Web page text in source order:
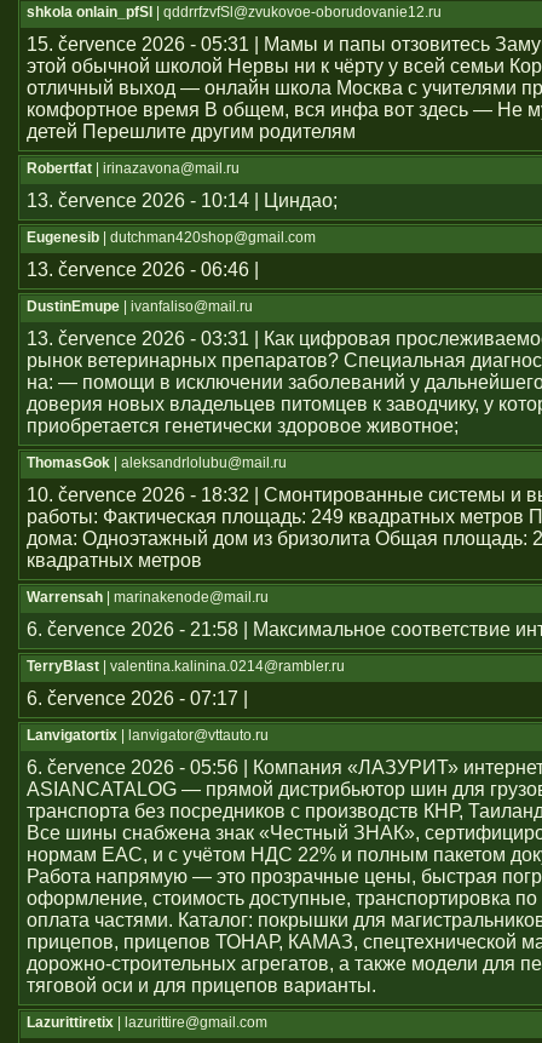
shkola onlain_pfSl | qddrrfzvfSl@zvukovoe-oborudovanie12.ru
15. července 2026 - 05:31 | Мамы и папы отзовитесь
этой обычной школой Нервы ни к чёрту у всей семьи
отличный выход — онлайн школа Москва с учителями
комфортное время В общем, вся инфа вот здесь — Не
детей Перешлите другим родителям
Robertfat | irinazavona@mail.ru
13. července 2026 - 10:14 | Циндао;
Eugenesib | dutchman420shop@gmail.com
13. července 2026 - 06:46 |
DustinEmupe | ivanfaliso@mail.ru
13. července 2026 - 03:31 | Как цифровая
рынок ветеринарных препаратов? Специальная
на: — помощи в исключении заболеваний у
доверия новых владельцев питомцев к заводчику, у
приобретается генетически здоровое животное;
ThomasGok | aleksandrlolubu@mail.ru
10. července 2026 - 18:32 | Смонтированные системы и
работы: Фактическая площадь: 249 квадратных метров
дома: Одноэтажный дом из бризолита Общая площадь:
квадратных метров
Warrensah | marinakenode@mail.ru
6. července 2026 - 21:58 | Максимальное соответствие
TerryBlast | valentina.kalinina.0214@rambler.ru
6. července 2026 - 07:17 |
Lanvigatortix | lanvigator@vttauto.ru
6. července 2026 - 05:56 | Компания «ЛАЗУРИТ»
ASIANCATALOG — прямой дистрибьютор шин для
транспорта без посредников с производств КНР,
Все шины снабжена знак «Честный ЗНАК»,
нормам ЕАС, и с учётом НДС 22% и полным пакетом
Работа напрямую — это прозрачные цены, быстрая
оформление, стоимость доступные, транспортировка по
оплата частями. Каталог: покрышки для
прицепов, прицепов ТОНАР, КАМАЗ, спецтехнической
дорожно-строительных агрегатов, а также модели для
тяговой оси и для прицепов варианты.
Lazurittiretix | lazurittire@gmail.com